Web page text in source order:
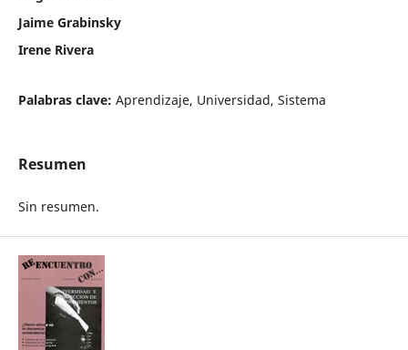
Jaime Grabinsky
Irene Rivera
Palabras clave: Aprendizaje, Universidad, Sistema
Resumen
Sin resumen.